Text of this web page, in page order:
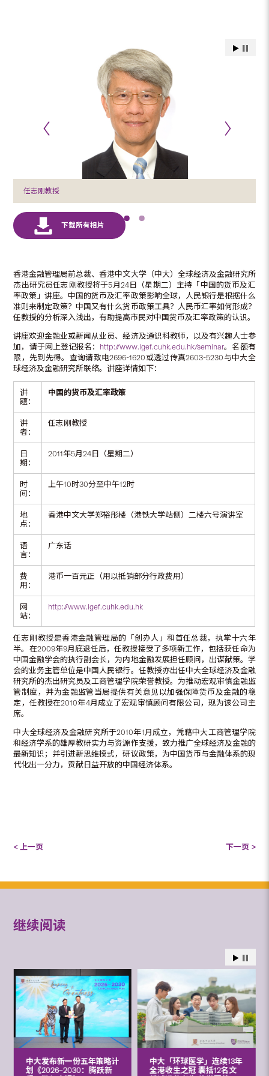
任志刚教授
香港金融管理局前总裁、香港中文大学（中大）全球经济及金融研究所
杰出研究员任志刚教授将于5月24日（星期二）主持「中国的货币及汇
率政策」讲座。中国的货币及汇率政策影响全球，人民银行是根据什么
准则来制定政策？中国又有什么货币政策工具？人民币汇率如何形成？
任教授的分析深入浅出，有助提高市民对中国货币及汇率政策的认识。
讲座欢迎金融业或新闻从业员、经济及通识科教师，以及有兴趣人士参
加，请于网上登记报名： http://www.igef.cuhk.edu.hk/seminar。名额有
限，先到先得。查询请致电2696-1620或透过传真2603-5230与中大全
球经济及金融研究所联络。讲座详情如下：
讲
题：
中国的货币及汇率政策
讲
者：
任志刚教授
日
期：
2011年5月24日（星期二）
时
间：
上午10时30分至中午12时
地
点：
香港中文大学郑裕彤楼（港铁大学站侧）二楼六号演讲室
语
言：
广东话
费
用：
港币一百元正（用以抵销部分行政费用）
网
站：
http://www.igef.cuhk.edu.hk
任志刚教授是香港金融管理局的「创办人」和首任总裁，执掌十六年
半。在2009年9月底退任后，任教授接受了多项新工作，包括获任命为
中国金融学会的执行副会长，为内地金融发展担任顾问，出谋献策。学
会的业务主管单位是中国人民银行。任教授亦出任中大全球经济及金融
研究所的杰出研究员及工商管理学院荣誉教授。为推动宏观审慎金融监
管制度，并为金融监管当局提供有关意见以加强保障货币及金融的稳
定，任教授在2010年4月成立了宏观审慎顾问有限公司，现为该公司主
席。
中大全球经济及金融研究所于2010年1月成立，凭藉中大工商管理学院
和经济学系的雄厚教研实力与资源作支援，致力推广全球经济及金融的
最新知识；并引进新思维模式，研议政策，为中国货币与金融体系的现
代化出一分力，贡献日益开放的中国经济体系。
< 上一页 下一页 >
继续阅读
中大发布新一份五年策略计
划《2026‒2030：腾跃新
中大「环球医学」连续13年
全港收生之冠 囊括12名文